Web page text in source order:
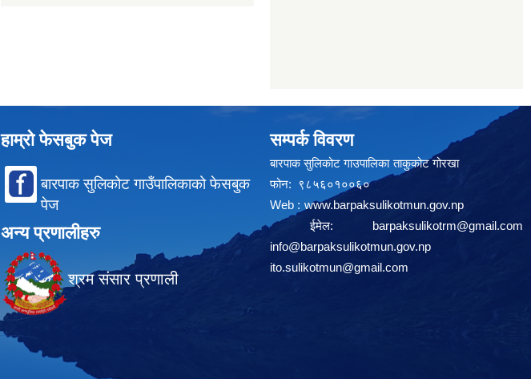
हाम्रो फेसबुक पेज
बारपाक सुलिकोट गाउँपालिकाको फेसबुक
पेज
अन्य प्रणालीहरु
श्रम संसार प्रणाली
सम्पर्क विवरण
बारपाक सुलिकोट गाउपालिका ताकुकोट गोरखा
फोन: ९८५६०१००६०
Web : www.barpaksulikotmun.gov.np
ईमेल: barpaksulikotrm@gmail.com
info@barpaksulikotmun.gov.np
ito.sulikotmun@gmail.com